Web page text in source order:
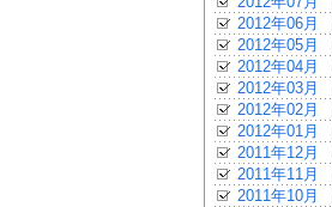
2012年06月
2012年05月
2012年04月
2012年03月
2012年02月
2012年01月
2011年12月
2011年11月
2011年10月